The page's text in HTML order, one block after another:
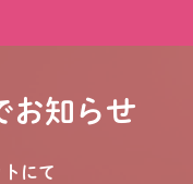
お知らせ
トにて